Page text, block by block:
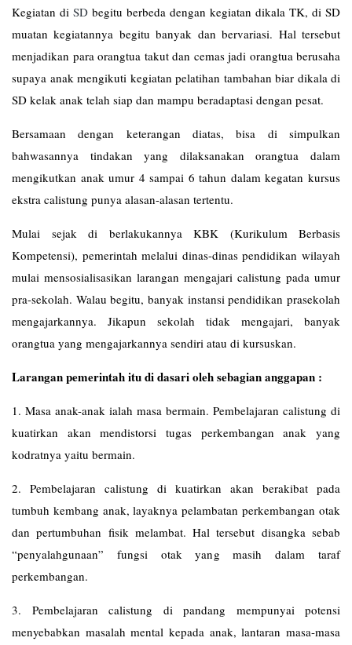
Kegiatan di SD begitu berbeda dengan kegiatan dikala TK, di SD
muatan kegiatannya begitu banyak dan bervariasi. Hal tersebut
menjadikan para orangtua takut dan cemas jadi orangtua berusaha
supaya anak mengikuti kegiatan pelatihan tambahan biar dikala di
SD kelak anak telah siap dan mampu beradaptasi dengan pesat.
Bersamaan dengan keterangan diatas, bisa di simpulkan
bahwasannya tindakan yang dilaksanakan orangtua dalam
mengikutkan anak umur 4 sampai 6 tahun dalam kegatan kursus
ekstra calistung punya alasan-alasan tertentu.
Mulai sejak di berlakukannya KBK (Kurikulum Berbasis
Kompetensi), pemerintah melalui dinas-dinas pendidikan wilayah
mulai mensosialisasikan larangan mengajari calistung pada umur
pra-sekolah. Walau begitu, banyak instansi pendidikan prasekolah
mengajarkannya. Jikapun sekolah tidak mengajari, banyak
orangtua yang mengajarkannya sendiri atau di kursuskan.
Larangan pemerintah itu di dasari oleh sebagian anggapan :
1. Masa anak-anak ialah masa bermain. Pembelajaran calistung di
kuatirkan akan mendistorsi tugas perkembangan anak yang
kodratnya yaitu bermain.
2. Pembelajaran calistung di kuatirkan akan berakibat pada
tumbuh kembang anak, layaknya pelambatan perkembangan otak
dan pertumbuhan fisik melambat. Hal tersebut disangka sebab
“penyalahgunaan” fungsi otak yang masih dalam taraf
perkembangan.
3. Pembelajaran calistung di pandang mempunyai potensi
menyebabkan masalah mental kepada anak, lantaran masa-masa